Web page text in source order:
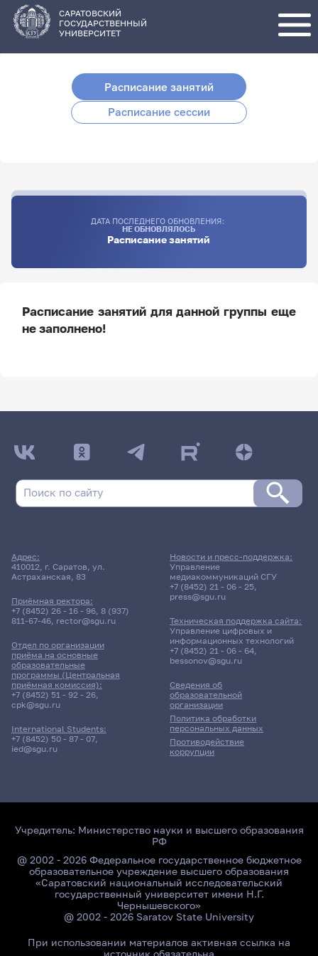
основному
содержанию
САРАТОВСКИЙ
ГОСУДАРСТВЕННЫЙ
УНИВЕРСИТЕТ
Расписание занятий
Расписание сессии
ДАТА ПОСЛЕДНЕГО ОБНОВЛЕНИЯ:
НЕ ОБНОВЛЯЛОСЬ
Расписание занятий
Расписание занятий для данной группы еще
не заполнено!
ДАТА ПОСЛЕДНЕГО ОБНОВЛЕНИЯ:
НЕ ОБНОВЛЯЛОСЬ
Адрес:
410012, г. Саратов, ул.
Астраханская, 83
Приёмная ректора:
+7 (8452) 26 - 16 - 96, 8 (937)
811-67-46, rector@sgu.ru
Отдел по организации
приёма на основные
образовательные
программы (Центральная
приёмная комиссия):
+7 (8452) 51 - 92 - 26,
cpk@sgu.ru
International Students:
+7 (8452) 50 - 87 - 07,
ied@sgu.ru
Сведения об
образовательной
организации
Политика обработки
персональных данных
Противодействие
коррупции
Новости и пресс-поддержка:
Управление
медиакоммуникаций СГУ
+7 (8452) 21 - 06 - 25,
press@sgu.ru
Техническая поддержка сайта:
Управление цифровых и
информационных технологий
+7 (8452) 21 - 06 - 64,
bessonov@sgu.ru
Учредитель: Министерство науки и высшего образования
РФ
@ 2002 - 2026 Федеральное государственное бюджетное
образовательное учреждение высшего образования
«Саратовский национальный исследовательский
государственный университет имени Н.Г.
Чернышевского»
@ 2002 - 2026 Saratov State University
При использовании материалов активная ссылка на
источник обязательна